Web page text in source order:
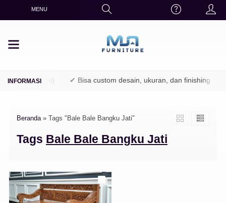
MENU
/ Perhutani) ✔ Bisa custom desain, ukuran, dan finishing
Beranda» Tags "Bale Bale Bangku Jati"
Tags Bale Bale Bangku Jati